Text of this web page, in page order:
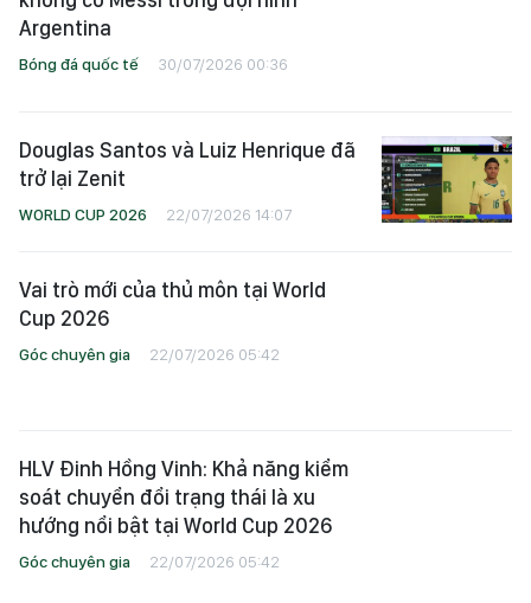
Douglas Santos và Luiz Henrique đã
trở lại Zenit
Vai trò mới của thủ môn tại World
Cup 2026
HLV Đinh Hồng Vinh: Khả năng kiểm
soát chuyển đổi trạng thái là xu
Giải đấu đỉnh cao đầy cảm xúc
WORLD CUP 2026 22/07/2026 00:18